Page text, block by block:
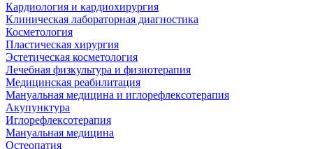
Кардиология и кардиохирургия
Клиническая лабораторная диагностика
Косметология
Пластическая хирургия
Эстетическая косметология
Лечебная физкультура и физиотерапия
Медицинская реабилитация
Мануальная медицина и иглорефлексотерапия
Акупунктура
Иглорефлексотерапия
Мануальная медицина
Остеопатия